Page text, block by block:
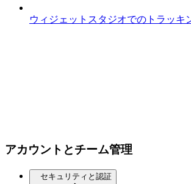
ウィジェットスタジオでのトラッキ
アカウントとチーム管理
セキュリティと認証